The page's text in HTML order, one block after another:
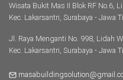
Wisata Bukit Mas II Blok RF No.6,
Kec. Lakarsantri, Surabaya - Jawa
Jl. Raya Menganti No. 998, Lidah
Kec. Lakarsantri, Surabaya - Jawa